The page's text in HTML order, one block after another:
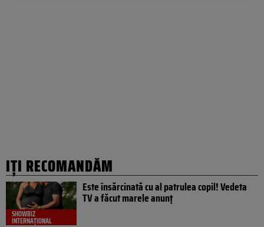
IȚI RECOMANDĂM
SHOWBIZ
INTERNAȚIONAL
Este însărcinată cu al patrulea copil! Vedeta
TV a făcut marele anunț